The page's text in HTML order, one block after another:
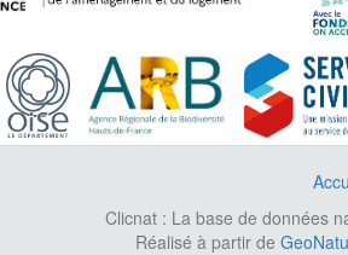
Clicnat : La base de données
Réalisé à partir de